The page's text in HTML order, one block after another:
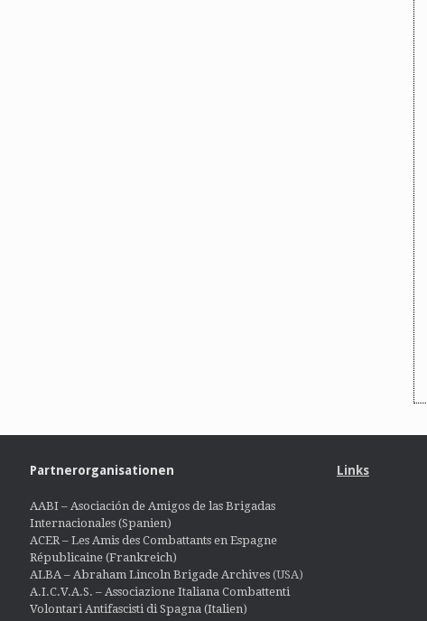
Partnerorganisationen
AABI – Asociación de Amigos de las Brigadas
Internacionales (Spanien)
ACER – Les Amis des Combattants en Espagne
Républicaine (Frankreich)
ALBA – Abraham Lincoln Brigade Archives(USA)
A.I.C.V.A.S. – Associazione Italiana Combattenti
Volontari Antifascisti di Spagna (Italien)
Links